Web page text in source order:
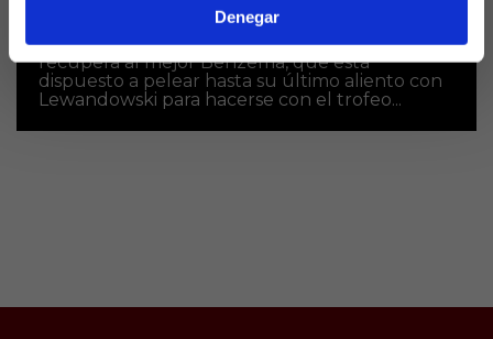
Denegar
Justo antes de la Copa del Rey, el Real Madrid
recupera al mejor Benzema, que está
dispuesto a pelear hasta su último aliento con
Lewandowski para hacerse con el trofeo...